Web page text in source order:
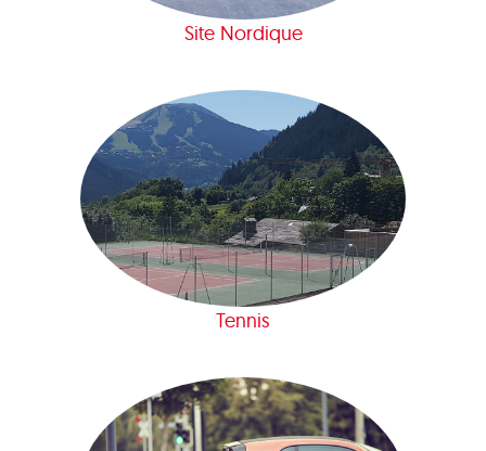
Site Nordique
Tennis